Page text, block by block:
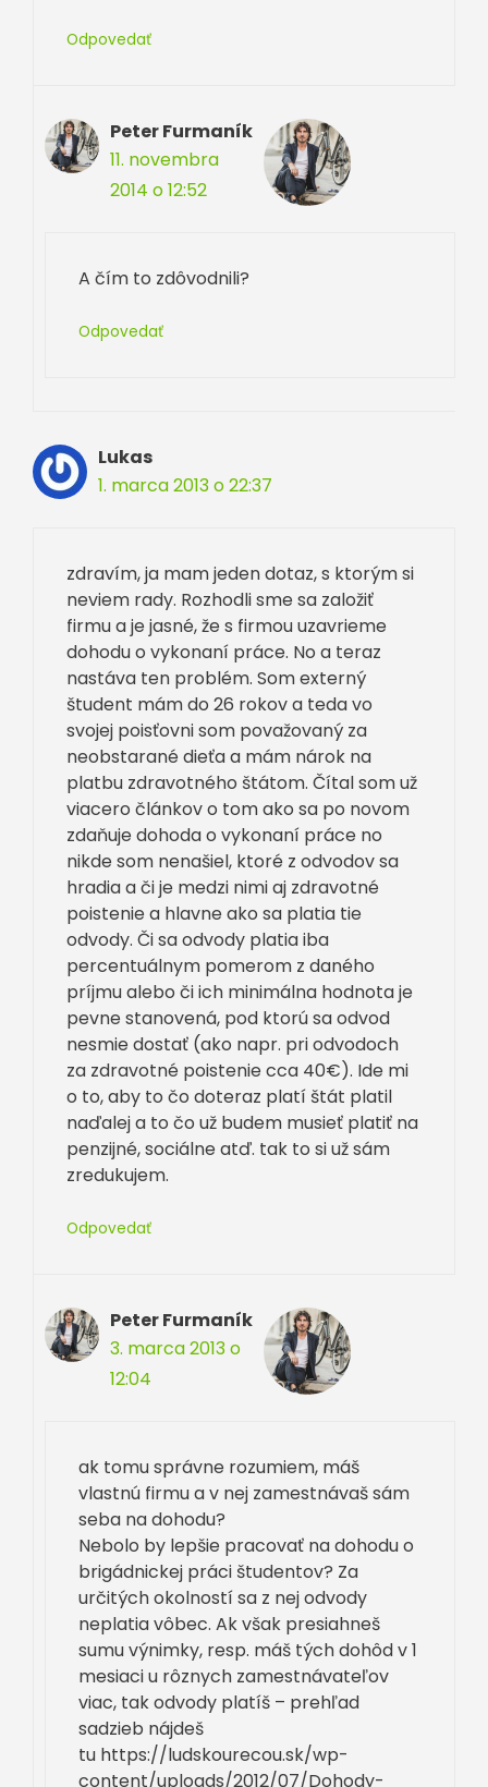
Odpovedať
Peter Furmaník
11. novembra
2014 o 12:52
A čím to zdôvodnili?
Odpovedať
Lukas
1. marca 2013 o 22:37
zdravím, ja mam jeden dotaz, s ktorým si
neviem rady. Rozhodli sme sa založiť
firmu a je jasné, že s firmou uzavrieme
dohodu o vykonaní práce. No a teraz
nastáva ten problém. Som externý
študent mám do 26 rokov a teda vo
svojej poisťovni som považovaný za
neobstarané dieťa a mám nárok na
platbu zdravotného štátom. Čítal som už
viacero článkov o tom ako sa po novom
zdaňuje dohoda o vykonaní práce no
nikde som nenašiel, ktoré z odvodov sa
hradia a či je medzi nimi aj zdravotné
poistenie a hlavne ako sa platia tie
odvody. Či sa odvody platia iba
percentuálnym pomerom z daného
príjmu alebo či ich minimálna hodnota je
pevne stanovená, pod ktorú sa odvod
nesmie dostať (ako napr. pri odvodoch
za zdravotné poistenie cca 40€). Ide mi
o to, aby to čo doteraz platí štát platil
naďalej a to čo už budem musieť platiť na
penzijné, sociálne atď. tak to si už sám
zredukujem.
Odpovedať
Peter Furmaník
3. marca 2013 o
12:04
ak tomu správne rozumiem, máš
vlastnú firmu a v nej zamestnávaš sám
seba na dohodu?
Nebolo by lepšie pracovať na dohodu o
brigádnickej práci študentov? Za
určitých okolností sa z nej odvody
neplatia vôbec. Ak však presiahneš
sumu výnimky, resp. máš tých dohôd v 1
mesiaci u rôznych zamestnávateľov
viac, tak odvody platíš – prehľad
sadzieb nájdeš
tu https://ludskourecou.sk/wp-
content/uploads/2012/07/Dohody-